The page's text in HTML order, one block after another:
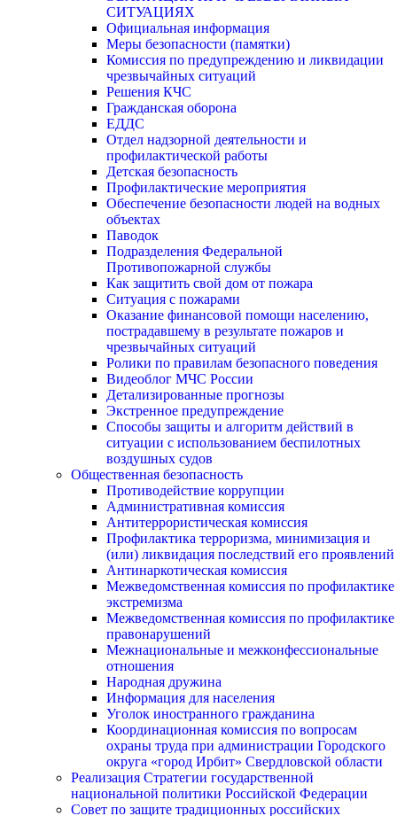
СИТУАЦИЯХ
Официальная информация
Меры безопасности (памятки)
Комиссия по предупреждению и ликвидации
чрезвычайных ситуаций
Решения КЧС
Гражданская оборона
ЕДДС
Отдел надзорной деятельности и
профилактической работы
Детская безопасность
Профилактические мероприятия
Обеспечение безопасности людей на водных
объектах
Паводок
Подразделения Федеральной
Противопожарной службы
Как защитить свой дом от пожара
Ситуация с пожарами
Оказание финансовой помощи населению,
пострадавшему в результате пожаров и
чрезвычайных ситуаций
Ролики по правилам безопасного поведения
Видеоблог МЧС России
Детализированные прогнозы
Экстренное предупреждение
Способы защиты и алгоритм действий в
ситуации с использованием беспилотных
воздушных судов
Общественная безопасность
Противодействие коррупции
Административная комиссия
Антитеррористическая комиссия
Профилактика терроризма, минимизация и
(или) ликвидация последствий его проявлений
Антинаркотическая комиссия
Межведомственная комиссия по профилактике
экстремизма
Межведомственная комиссия по профилактике
правонарушений
Межнациональные и межконфессиональные
отношения
Народная дружина
Информация для населения
Уголок иностранного гражданина
Координационная комиссия по вопросам
охраны труда при администрации Городского
округа «город Ирбит» Свердловской области
Реализация Стратегии государственной
национальной политики Российской Федерации
Совет по защите традиционных российских